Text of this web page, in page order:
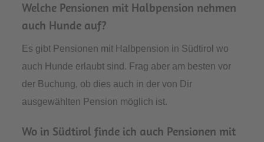
Welche Pensionen mit Halbpension nehmen
auch Hunde auf?
Es gibt Pensionen mit Halbpension in Südtirol wo
auch Hunde erlaubt sind. Frag aber am besten vor
der Buchung, ob dies auch in der von Dir
ausgewählten Pension möglich ist.
Wo in Südtirol finde ich auch Pensionen mit